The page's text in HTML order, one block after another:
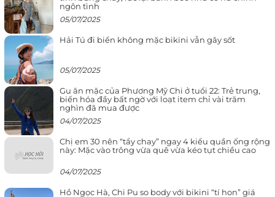
ngôn tình
05/07/2025
Hải Tú đi biển không mặc bikini vẫn gây sốt
05/07/2025
Gu ăn mặc của Phương Mỹ Chi ở tuổi 22: Trẻ trung,
biến hóa đầy bất ngờ với loạt item chỉ vài trăm
nghìn đã mua được
04/07/2025
Chị em 30 nên “tẩy chay” ngay 4 kiểu quần ống rộng
này: Mặc vào trông vừa quê vừa kéo tụt chiều cao
04/07/2025
Hồ Ngọc Hà, Chi Pu so body với bikini “tí hon” giá